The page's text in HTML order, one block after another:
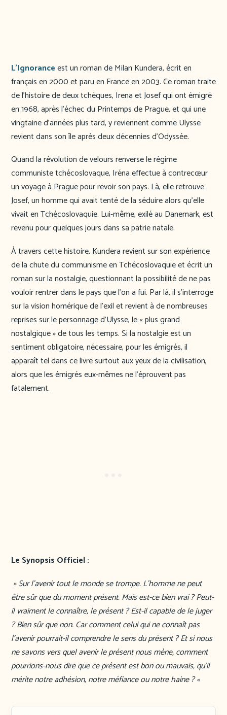
L’Ignoranceest un roman de Milan Kundera, écrit en
français en 2000 et paru en France en 2003. Ce roman traite
de l’histoire de deux tchèques, Irena et Josef qui ont émigré
en 1968, après l’échec du Printemps de Prague, et qui une
vingtaine d’années plus tard, y reviennent comme Ulysse
revient dans son île après deux décennies d’Odyssée.
Quand la révolution de velours renverse le régime
communiste tchécoslovaque, Iréna effectue à contrecœur
un voyage à Prague pour revoir son pays. Là, elle retrouve
Josef, un homme qui avait tenté de la séduire alors qu’elle
vivait en Tchécoslovaquie. Lui-même, exilé au Danemark, est
revenu pour quelques jours dans sa patrie natale.
À travers cette histoire, Kundera revient sur son expérience
de la chute du communisme en Tchécoslovaquie et écrit un
roman sur la nostalgie, questionnant la possibilité de ne pas
vouloir rentrer dans le pays que l’on a fui. Par là, il s’interroge
sur la vision homérique de l’exil et revient à de nombreuses
reprises sur le personnage d’Ulysse, le « plus grand
nostalgique » de tous les temps. Si la nostalgie est un
sentiment obligatoire, nécessaire, pour les émigrés, il
apparaît tel dans ce livre surtout aux yeux de la civilisation,
alors que les émigrés eux-mêmes ne l’éprouvent pas
fatalement.
Le Synopsis Officiel :
» Sur l’avenir tout le monde se trompe. L’homme ne peut
être sûr que du moment présent. Mais est-ce bien vrai ? Peut-
il vraiment le connaître, le présent ? Est-il capable de le juger
? Bien sûr que non. Car comment celui qui ne connaît pas
l’avenir pourrait-il comprendre le sens du présent ? Et si nous
ne savons vers quel avenir le présent nous mène, comment
pourrions-nous dire que ce présent est bon ou mauvais, qu’il
mérite notre adhésion, notre méfiance ou notre haine ? «